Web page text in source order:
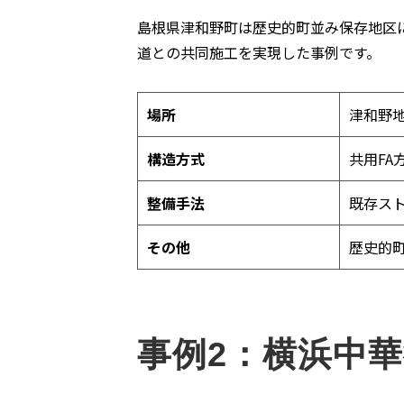
島根県津和野町は歴史的町並み保存地
道との共同施工を実現した事例です。
場所 津和野
構造方式 共用FA
整備手法 既存ス
その他 歴史的
事例2：横浜中